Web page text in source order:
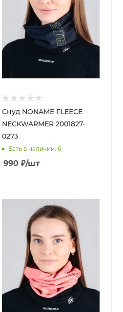
Снуд NONAME FLEECE
NECKWARMER 2001827-
0273
Есть в наличии: 6
990 ₽/шт